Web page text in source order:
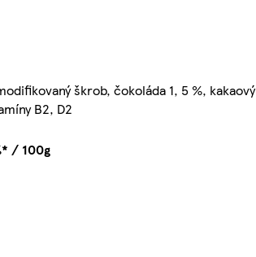
škrob, čokoláda 1, 5 %, kakaový
B2, D2
/ 100g